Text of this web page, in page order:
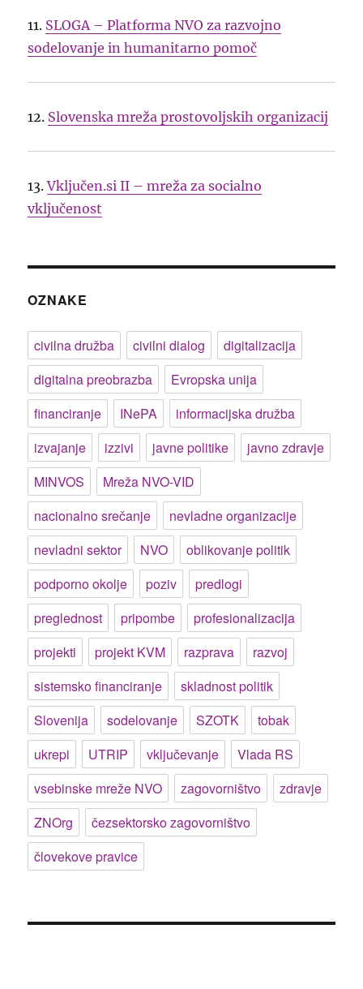
11. SLOGA – Platforma NVO za razvojno
sodelovanje in humanitarno pomoč
12. Slovenska mreža prostovoljskih organizacij
13.Vključen.si II – mreža za socialno
vključenost
OZNAKE
civilna družba civilni dialog
digitalizacija
digitalna preobrazba
Evropska unija
financiranje
INePA
informacijska družba
izvajanje
izzivi javne politike
javno zdravje
MINVOS
Mreža NVO-VID
nacionalno srečanje
nevladne organizacije
nevladni sektor
NVO
oblikovanje politik
podporno okolje
poziv
predlogi
preglednost
pripombe
profesionalizacija
projekti
projekt KVM razprava
razvoj
sistemsko financiranje
skladnost politik
Slovenija
sodelovanje SZOTK
tobak
ukrepi
UTRIP vključevanje
Vlada RS
vsebinske mreže NVO
zagovorništvo
zdravje
ZNOrg
čezsektorsko zagovorništvo
človekove pravice